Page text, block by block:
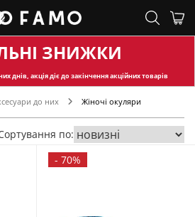
ЗНИЖКИ
днів, акція діє до закінчення акційних товарів
до них Жіночі окуляри
по:
- 70%